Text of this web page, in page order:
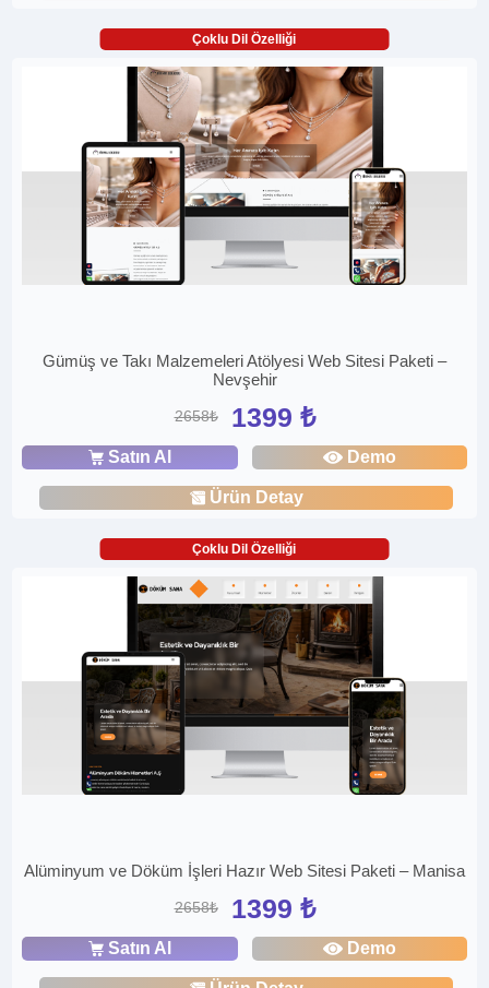
Çoklu Dil Özelliği
Gümüş ve Takı Malzemeleri Atölyesi Web Sitesi Paketi –
Nevşehir
2658₺ 1399 ₺
Satın Al Demo
Ürün Detay
Çoklu Dil Özelliği
Alüminyum ve Döküm İşleri Hazır Web Sitesi Paketi – Manisa
2658₺ 1399 ₺
Satın Al Demo